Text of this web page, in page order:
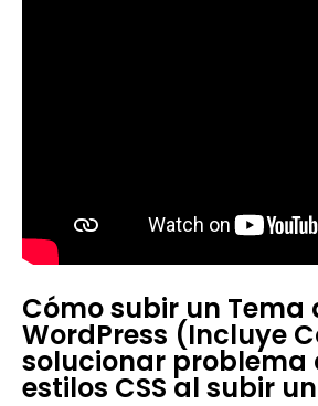
Cómo subir un Tema
WordPress (Incluye
solucionar problema
estilos CSS al subir